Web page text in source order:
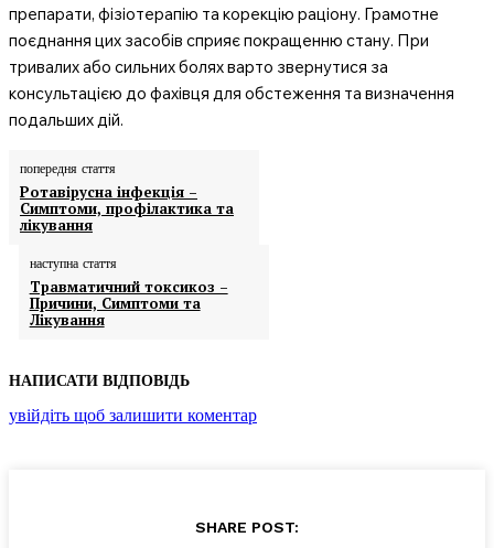
препарати, фізіотерапію та корекцію раціону. Грамотне
поєднання цих засобів сприяє покращенню стану. При
тривалих або сильних болях варто звернутися за
консультацією до фахівця для обстеження та визначення
подальших дій.
попередня стаття
Ротавірусна інфекція –
Симптоми, профілактика та
лікування
наступна стаття
Травматичний токсикоз –
Причини, Симптоми та
Лікування
НАПИСАТИ ВІДПОВІДЬ
увійдіть щоб залишити коментар
SHARE POST: